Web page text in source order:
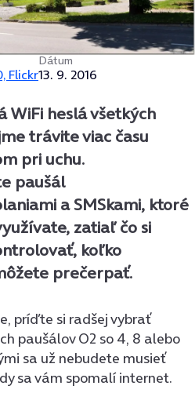
Flickr
Dátum
13. 9. 2016
WiFi heslá všetkých
trávite viac času
pri uchu.
paušál
a SMSkami, ktoré
zatiaľ čo si
koľko
prečerpať.
príďte si radšej vybrať
paušálov O2 so 4, 8 alebo
sa už nebudete musieť
sa vám spomalí internet.